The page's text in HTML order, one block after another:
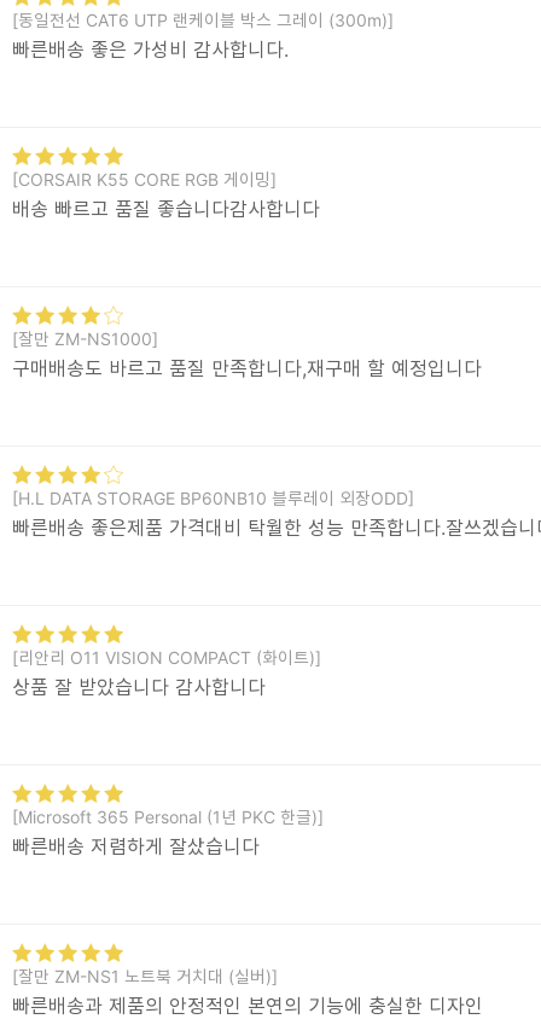
[동일전선 CAT6 UTP 랜케이블 박스 그레이 (300m)]
빠른배송 좋은 가성비 감사합니다.
[CORSAIR K55 CORE RGB 게이밍]
배송 빠르고 품질 좋습니다감사합니다
[잘만 ZM-NS1000]
구매배송도 바르고 품질 만족합니다,재구매 할 예정입니다
[H.L DATA STORAGE BP60NB10 블루레이 외장ODD]
빠른배송 좋은제품 가격대비 탁월한 성능 만족합니다.잘쓰겠습니
[리안리 O11 VISION COMPACT (화이트)]
상품 잘 받았습니다 감사합니다
[Microsoft 365 Personal (1년 PKC 한글)]
빠른배송 저렴하게 잘샀습니다
[잘만 ZM-NS1 노트북 거치대 (실버)]
빠른배송과 제품의 안정적인 본연의 기능에 충실한 디자인